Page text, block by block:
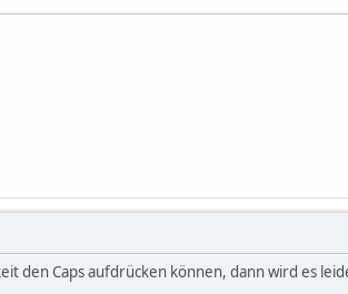
den Caps aufdrücken können, dann wird es